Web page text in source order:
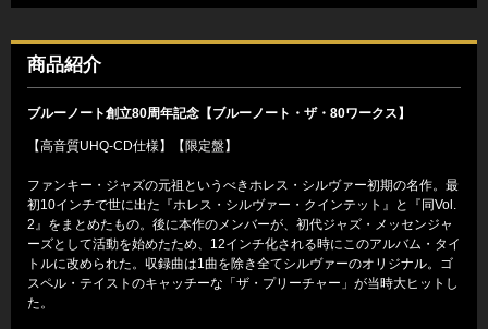
商品紹介
ブルーノート創立80周年記念【ブルーノート・ザ・80ワークス】
【高音質UHQ-CD仕様】【限定盤】
ファンキー・ジャズの元祖というべきホレス・シルヴァー初期の名作。最
初10インチで世に出た『ホレス・シルヴァー・クインテット』と『同Vol.
2』をまとめたもの。後に本作のメンバーが、初代ジャズ・メッセンジャ
ーズとして活動を始めたため、12インチ化される時にこのアルバム・タイ
トルに改められた。収録曲は1曲を除き全てシルヴァーのオリジナル。ゴ
スペル・テイストのキャッチーな「ザ・プリーチャー」が当時大ヒットし
た。